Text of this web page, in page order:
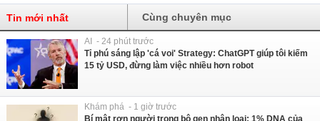
Tin mới nhất Cùng chuyên mục
AI - 24 phút trước
Tỉ phú sáng lập 'cá voi' Strategy: ChatGPT giúp tôi kiếm
15 tỷ USD, đừng làm việc nhiều hơn robot
Khám phá - 1 giờ trước
Bí mật rợn người trong bộ gen nhân loại: 1% DNA của